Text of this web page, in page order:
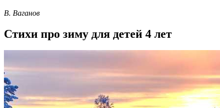
В. Ваганов
Стихи про зиму для детей 4 лет